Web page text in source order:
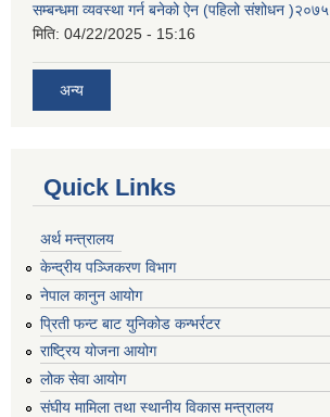
सम्बन्धमा व्यवस्था गर्न बनेको ऐन (पहिलो संशोधन )२०७५
मिति: 04/22/2025 - 15:16
अन्य
Quick Links
अर्थ मन्त्रालय
केन्द्रीय पञ्जिकरण विभाग
नेपाल कानुन आयोग
प्रिती फन्ट बाट युनिकोड कन्भर्रटर
राष्ट्रिय योजना आयोग
लोक सेवा आयोग
संघीय मामिला तथा स्थानीय विकास मन्त्रालय